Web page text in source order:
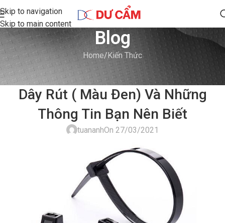
Skip to navigation
Skip to main content
Blog
Home Kiến Thức
KIẾN THỨC
Dây Rút ( Màu Đen) Và Những
Thông Tin Bạn Nên Biết
tuananhOn 27/03/2021